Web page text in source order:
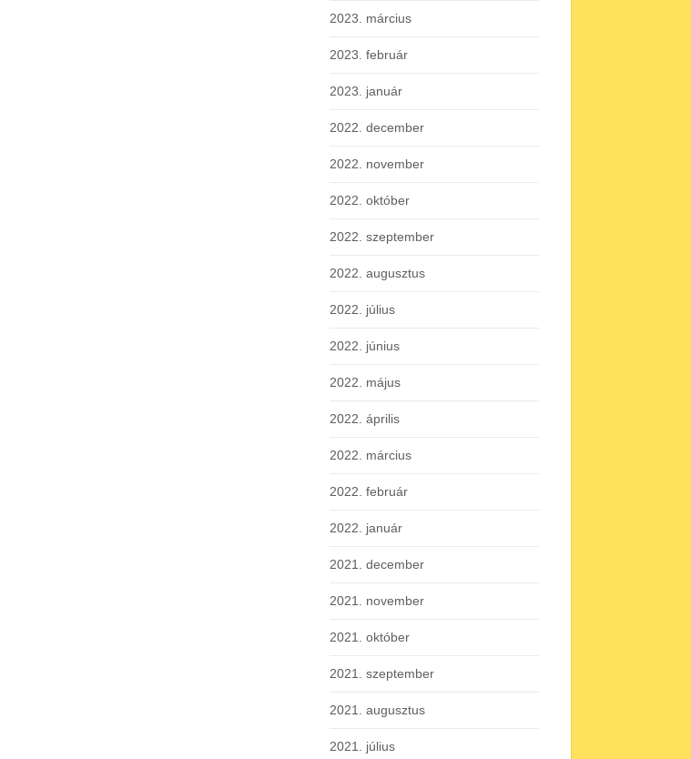
2023. március
2023. február
2023. január
2022. december
2022. november
2022. október
2022. szeptember
2022. augusztus
2022. július
2022. június
2022. május
2022. április
2022. március
2022. február
2022. január
2021. december
2021. november
2021. október
2021. szeptember
2021. augusztus
2021. július